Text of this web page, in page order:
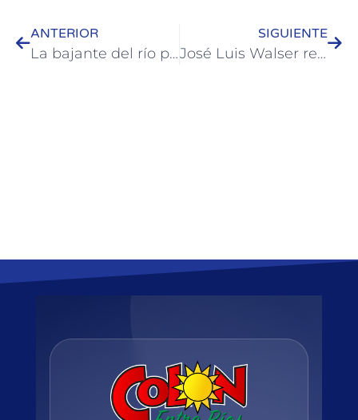
ANTERIOR
La bajante del río permite seguir ampliando sectores de playa en Colón
SIGUIENTE
José Luis Walser recorrió la zona costera que se va recuperando de la creciente